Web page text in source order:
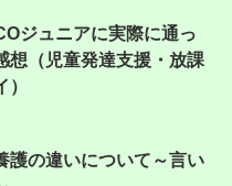
ジュニアに実際に通っ
想（児童発達支援・放課
護の違いについて～言い